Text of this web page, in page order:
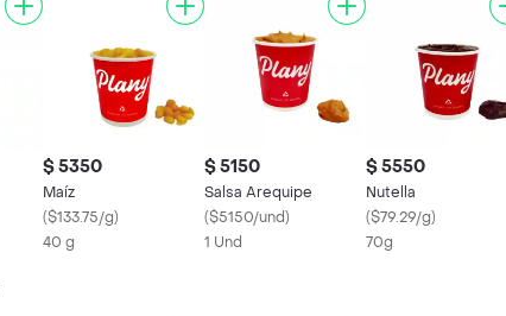
$ 5350
Maíz
($133.75/g)
40 g
$ 5150
Salsa Arequipe
($5150/und)
1 Und
$ 5550
Nutella
($79.29/g)
70g